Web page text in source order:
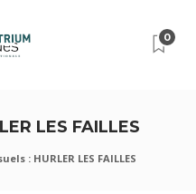
0
LES FAILLES
: HURLER LES FAILLES